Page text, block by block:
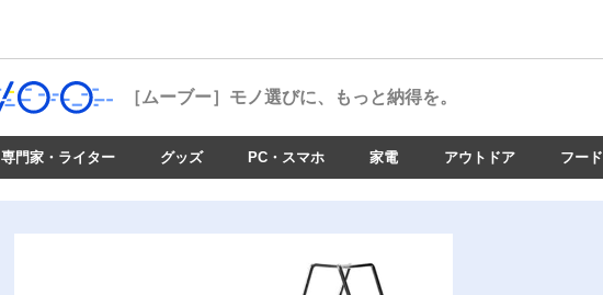
［ムーブー］ モノ選びに、もっと納得を。
専門家・ライター グッズ PC・スマホ 家電 アウトドア フード